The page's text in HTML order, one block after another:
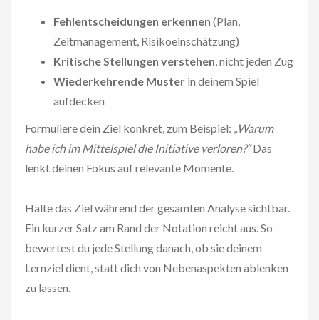
Fehlentscheidungen erkennen (Plan,
Zeitmanagement, Risikoeinschätzung)
Kritische Stellungen verstehen, nicht jeden Zug
Wiederkehrende Muster in deinem Spiel
aufdecken
Formuliere dein Ziel konkret, zum Beispiel: „Warum
habe ich im Mittelspiel die Initiative verloren?“Das
lenkt deinen Fokus auf relevante Momente.
Halte das Ziel während der gesamten Analyse sichtbar.
Ein kurzer Satz am Rand der Notation reicht aus. So
bewertest du jede Stellung danach, ob sie deinem
Lernziel dient, statt dich von Nebenaspekten ablenken
zu lassen.